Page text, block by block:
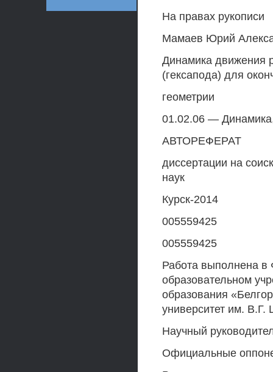
На правах рукописи
Мамаев Юрий
Динамика движения
(гексапода) для
геометрии
01.02.06 —
АВТОРЕФЕРАТ
диссертации на
наук
Курск-2014
005559425
005559425
Работа выполнена в
образовательном
образования
университет им. В.Г.
Научный
Официальные